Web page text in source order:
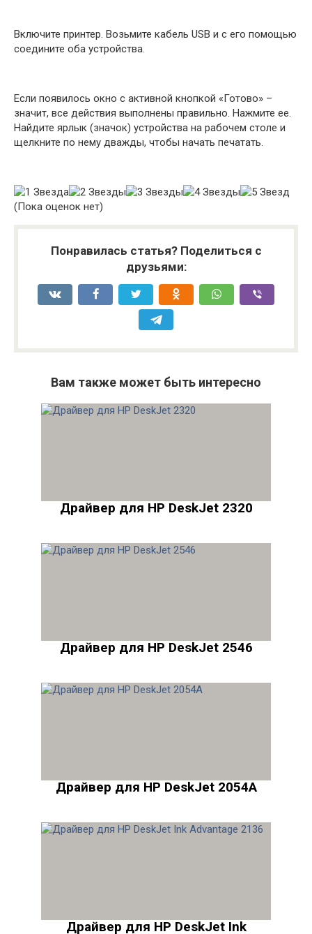
Включите принтер. Возьмите кабель USB и с его помощью
соедините оба устройства.
Если появилось окно с активной кнопкой «Готово» –
значит, все действия выполнены правильно. Нажмите ее.
Найдите ярлык (значок) устройства на рабочем столе и
щелкните по нему дважды, чтобы начать печатать.
(Пока оценок нет)
Понравилась статья? Поделиться с
друзьями:
Вам также может быть интересно
Драйвер для HP DeskJet 2320
Драйвер для HP DeskJet 2546
Драйвер для HP DeskJet 2054A
Драйвер для HP DeskJet Ink